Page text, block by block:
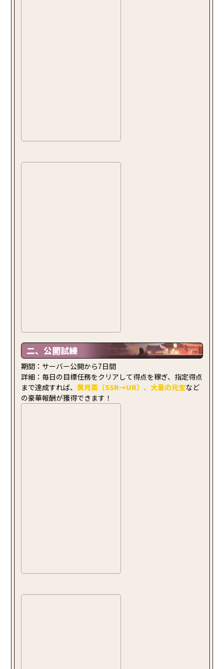
二、公開試練
期間：サーバー公開から7日間
詳細：毎日の目標任務をクリアして得点を稼ぎ、指定得点
まで達成すれば、黄月英（SSR→UR）、大量の元宝など
の豪華報酬が獲得できます！